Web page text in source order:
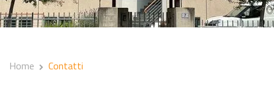
Home Contatti